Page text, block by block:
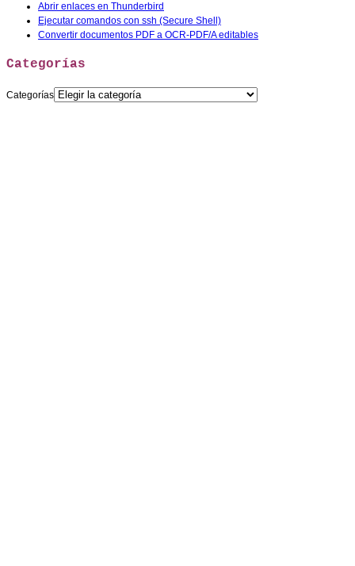
Abrir enlaces en Thunderbird
Ejecutar comandos con ssh (Secure Shell)
Convertir documentos PDF a OCR-PDF/A editables
Categorías
Categorías